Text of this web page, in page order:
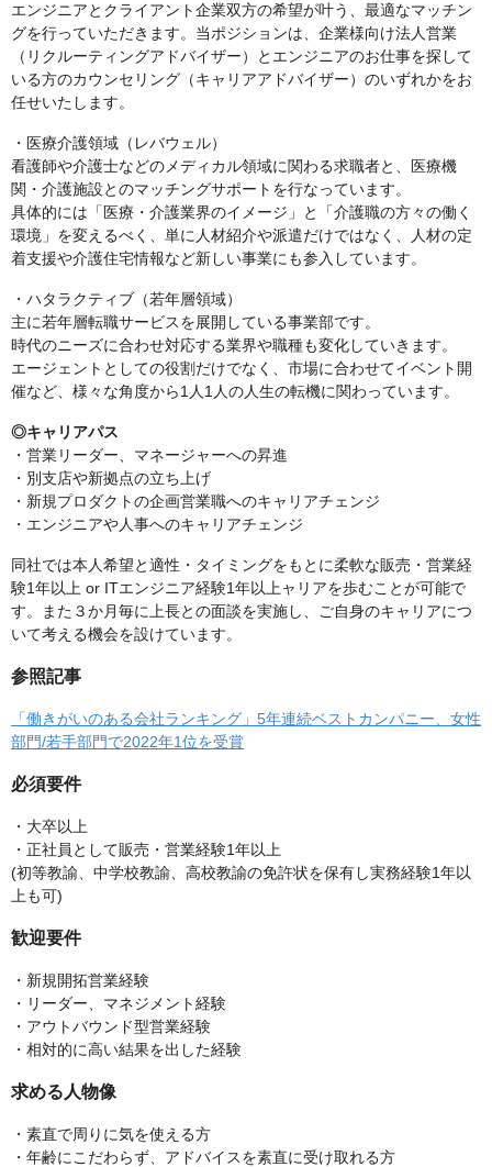
エンジニアとクライアント企業双方の希望が叶う、最適なマッチン
グを行っていただきます。当ポジションは、企業様向け法人営業
（リクルーティングアドバイザー）とエンジニアのお仕事を探して
いる方のカウンセリング（キャリアアドバイザー）のいずれかをお
任せいたします。
・医療介護領域（レバウェル）
看護師や介護士などのメディカル領域に関わる求職者と、医療機
関・介護施設とのマッチングサポートを行なっています。
具体的には「医療・介護業界のイメージ」と「介護職の方々の働く
環境」を変えるべく、単に人材紹介や派遣だけではなく、人材の定
着支援や介護住宅情報など新しい事業にも参入しています。
・ハタラクティブ（若年層領域）
主に若年層転職サービスを展開している事業部です。
時代のニーズに合わせ対応する業界や職種も変化していきます。
エージェントとしての役割だけでなく、市場に合わせてイベント開
催など、様々な角度から1人1人の人生の転機に関わっています。
◎キャリアパス
・営業リーダー、マネージャーへの昇進
・別支店や新拠点の立ち上げ
・新規プロダクトの企画営業職へのキャリアチェンジ
・エンジニアや人事へのキャリアチェンジ
同社では本人希望と適性・タイミングをもとに柔軟な販売・営業経
験1年以上 or ITエンジニア経験1年以上ャリアを歩むことが可能で
す。また３か月毎に上長との面談を実施し、ご自身のキャリアにつ
いて考える機会を設けています。
参照記事
「働きがいのある会社ランキング」5年連続ベストカンパニー、女性
部門/若手部門で2022年1位を受賞
必須要件
・大卒以上
・正社員として販売・営業経験1年以上
(初等教諭、中学校教諭、高校教諭の免許状を保有し実務経験1年以
上も可)
歓迎要件
・新規開拓営業経験
・リーダー、マネジメント経験
・アウトバウンド型営業経験
・相対的に高い結果を出した経験
求める人物像
・素直で周りに気を使える方
・年齢にこだわらず、アドバイスを素直に受け取れる方